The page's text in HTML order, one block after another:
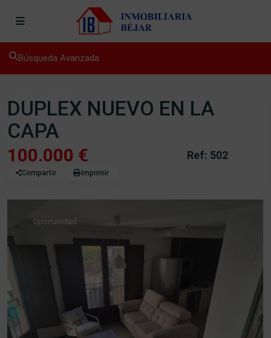
Búsqueda Avanzada
DUPLEX NUEVO EN LA
CAPA
Ref: 502
100.000 €
Compartir Imprimir
Oportunidad